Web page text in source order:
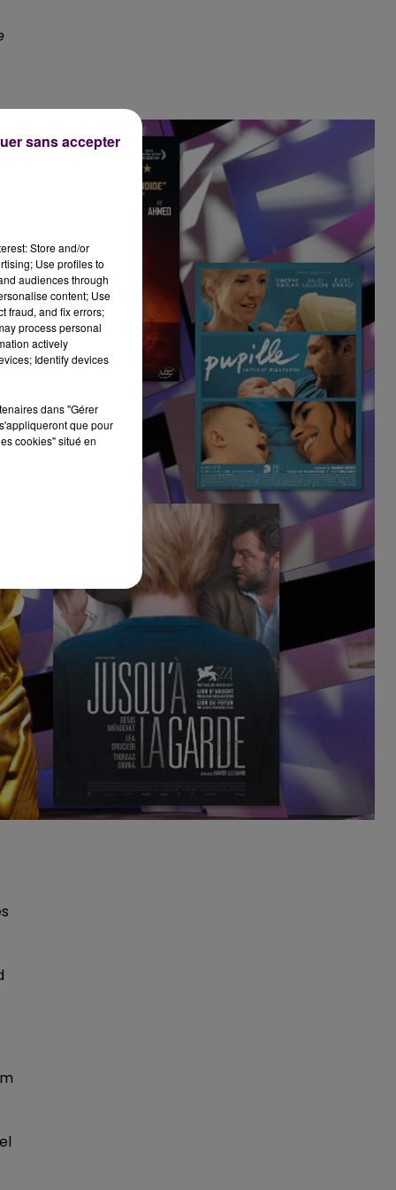
Store and/or
Use profiles to
audiences through
content; Use
fraud, and fix errors;
process personal
actively
Identify devices
dans "Gérer
que pour
cookies" situé en
sans accepter